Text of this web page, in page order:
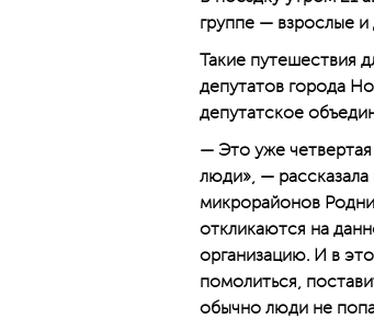
группе — взрослые и
Такие путешествия
депутатов города
депутатское
— Это уже
люди», —
микрорайонов
откликаются на
организацию. И в
помолиться,
обычно люди не